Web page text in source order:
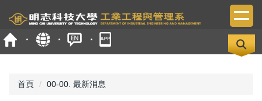
到
主
要
內
首頁 00-00. 最新消息